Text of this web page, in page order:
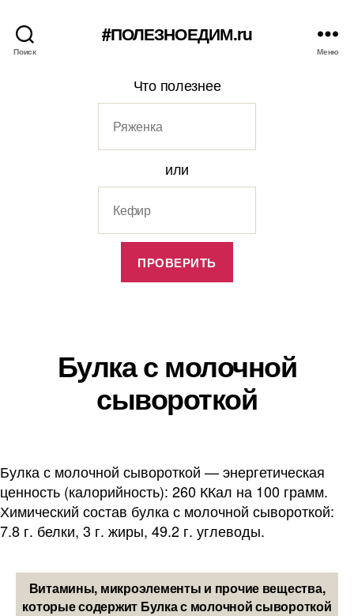
Поиск
#ПОЛЕЗНОЕДИМ.ru
Меню
Что полезнее
или
Булка с молочной
сывороткой
Булка с молочной сывороткой — энергетическая
ценность (калорийность): 260 ККал на 100 грамм.
Химический состав булка с молочной сывороткой:
7.8 г. белки, 3 г. жиры, 49.2 г. углеводы.
Витамины, микроэлементы и прочие вещества,
которые содержит Булка с молочной сывороткой